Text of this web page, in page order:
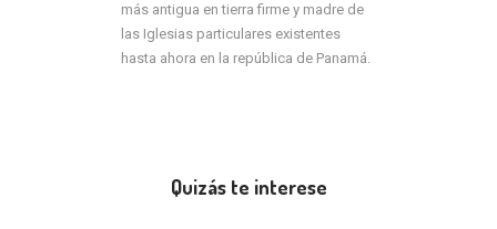
más antigua en tierra firme y madre de
las Iglesias particulares existentes
hasta ahora en la república de Panamá.
Quizás te interese